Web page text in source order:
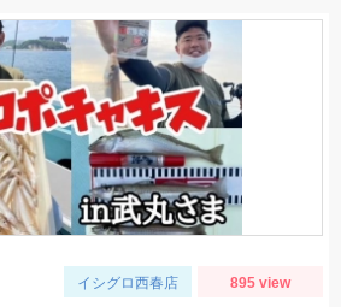
イシグロ西春店 895 view